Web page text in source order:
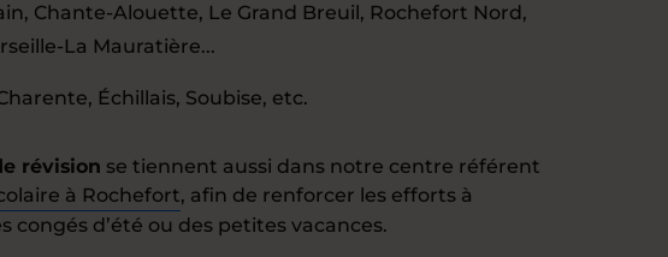
Chante-Alouette, Le Grand Breuil, Rochefort Nord,
La Mauratière...
Échillais, Soubise, etc.
révision se tiennent aussi dans notre centre référent
à Rochefort, afin de renforcer les efforts à
congés d’été ou des petites vacances.